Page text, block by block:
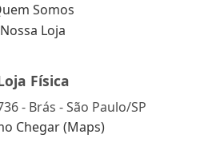
Somos
Nossa Loja
Física
- Brás - São Paulo/SP
Chegar (Maps)